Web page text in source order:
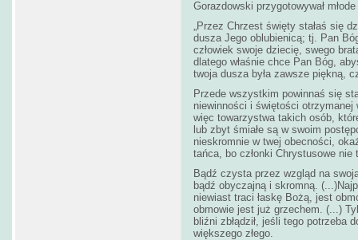
Gorazdowski przygotowywał
„Przez Chrzest święty stałaś się
dusza Jego oblubienicą; tj. Pan
człowiek swoje dziecię, swego
dlatego właśnie chce Pan Bóg,
twoja dusza była zawsze piękną,
Przede wszystkim powinnaś się
niewinności i świętości otrzymanej
więc towarzystwa takich osób,
lub zbyt śmiałe są w swoim
nieskromnie w twej obecności,
tańca, bo członki Chrystusowe nie
Bądź czysta przez wzgląd na
bądź obyczajną i skromną.
niewiast traci łaskę Bożą, jest
obmowie jest już grzechem. (...)
bliźni zbłądził, jeśli tego potrzeba
większego złego.